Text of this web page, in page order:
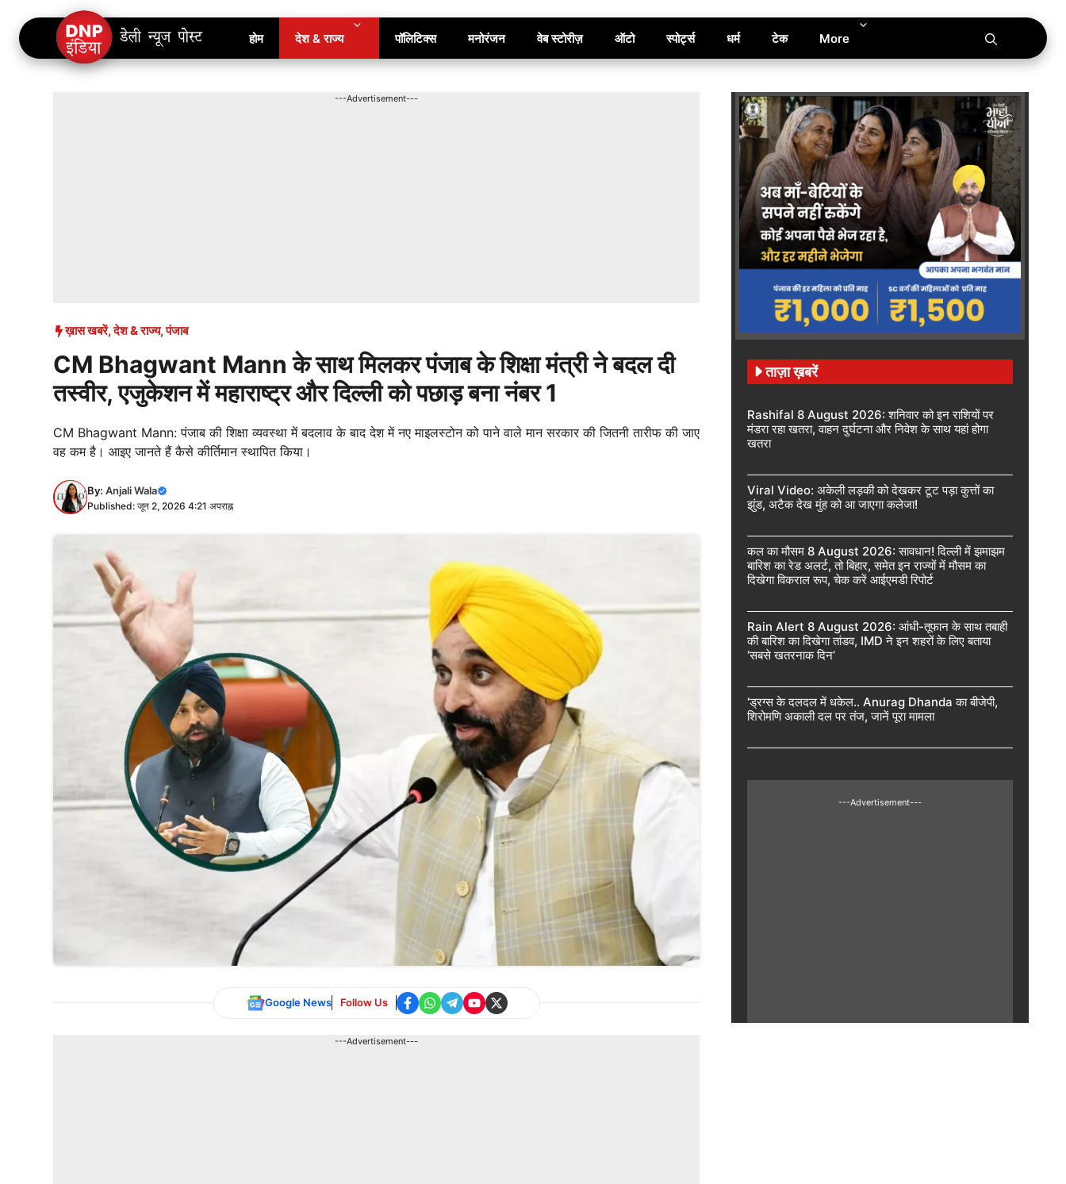
Skip
content
होम देश & राज्य पॉलिटिक्स मनोरंजन वेब स्टोरीज़ ऑटो स्पोर्ट्स धर्म टेक More
---Advertisement---
ख़ास खबरें,देश & राज्य,पंजाब
CM Bhagwant Mann के साथ मिलकर पंजाब के शिक्षा मंत्री ने बदल दी
तस्वीर, एजुकेशन में महाराष्ट्र और दिल्ली को पछाड़ बना नंबर 1
CM Bhagwant Mann: पंजाब की शिक्षा व्यवस्था में बदलाव के बाद देश में नए माइलस्टोन को पाने वाले मान सरकार की जितनी तारीफ की जाए
वह कम है। आइए जानते हैं कैसे कीर्तिमान स्थापित किया।
By: Anjali Wala
Published: जून 2, 2026 4:21 अपराह्न
Google News Follow Us
---Advertisement---
ताज़ा ख़बरें
Rashifal 8 August 2026: शनिवार को इन राशियों पर
मंडरा रहा खतरा, वाहन दुर्घटना और निवेश के साथ यहां होगा
खतरा
Viral Video: अकेली लड़की को देखकर टूट पड़ा कुत्तों का
झुंड, अटैक देख मुंह को आ जाएगा कलेजा!
कल का मौसम 8 August 2026: सावधान! दिल्ली में झमाझम
बारिश का रेड अलर्ट, तो बिहार, समेत इन राज्यों में मौसम का
दिखेगा विकराल रूप, चेक करें आईएमडी रिपोर्ट
Rain Alert 8 August 2026: आंधी-तूफान के साथ तबाही
की बारिश का दिखेगा तांडव, IMD ने इन शहरों के लिए बताया
‘सबसे खतरनाक दिन’
‘ड्रग्स के दलदल में धकेल.. Anurag Dhanda का बीजेपी,
शिरोमणि अकाली दल पर तंज, जानें पूरा मामला
---Advertisement---